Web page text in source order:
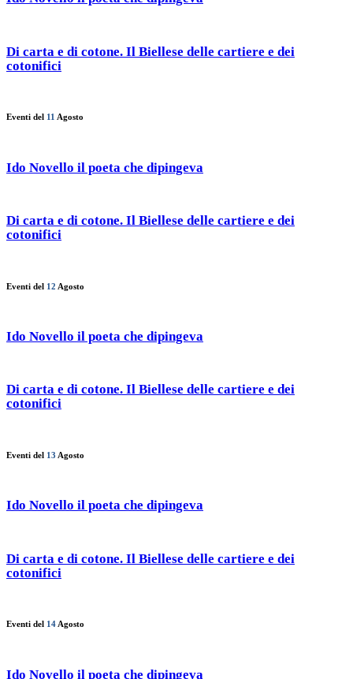
Di carta e di cotone. Il Biellese delle cartiere e dei
cotonifici
Eventi del 11 Agosto
Ido Novello il poeta che dipingeva
Di carta e di cotone. Il Biellese delle cartiere e dei
cotonifici
Eventi del 12 Agosto
Ido Novello il poeta che dipingeva
Di carta e di cotone. Il Biellese delle cartiere e dei
cotonifici
Eventi del 13 Agosto
Ido Novello il poeta che dipingeva
Di carta e di cotone. Il Biellese delle cartiere e dei
cotonifici
Eventi del 14 Agosto
Ido Novello il poeta che dipingeva